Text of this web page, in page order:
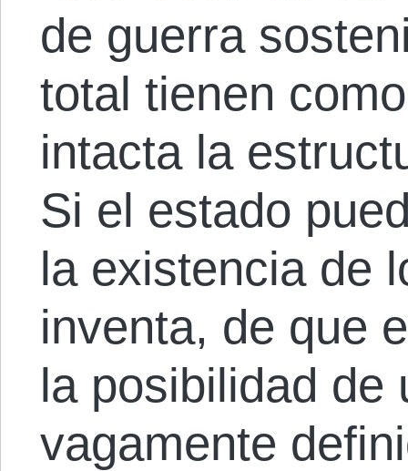
de guerra
total tienen
intacta la
Si el estado
la existencia de
inventa, de que
la posibilidad de
vagamente